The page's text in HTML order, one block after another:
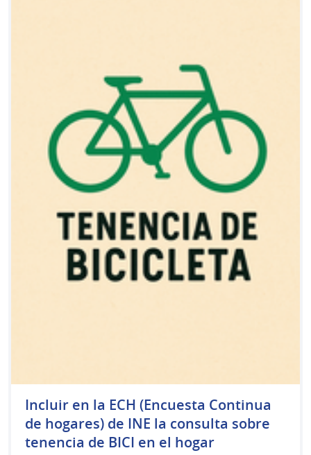
Incluir en la ECH (Encuesta Continua
de hogares) de INE la consulta sobre
tenencia de BICI en el hogar